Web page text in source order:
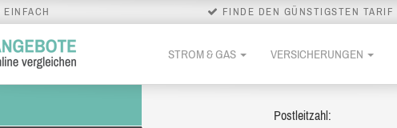
FINDE DEN GÜNSTIGSTEN TARIF
STROM & GAS VERSICHERUNGEN
Postleitzahl: